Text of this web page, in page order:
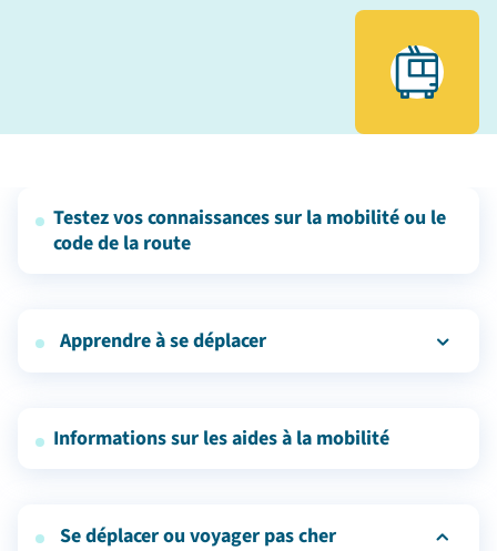
Testez vos connaissances sur la mobilité ou le
code de la route
Apprendre à se déplacer
Informations sur les aides à la mobilité
Se déplacer ou voyager pas cher